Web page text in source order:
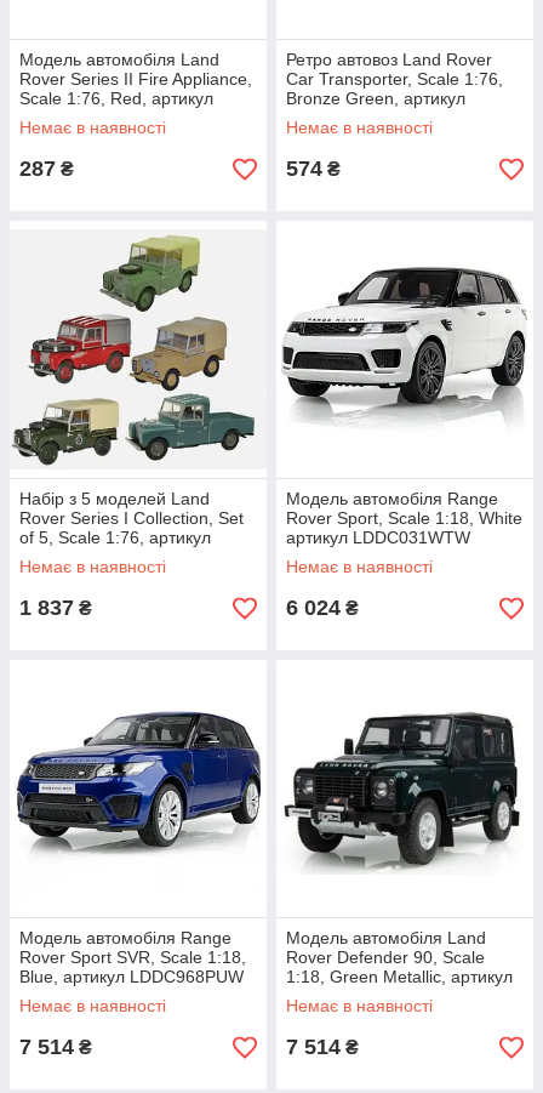
Модель автомобіля Land
Rover Series II Fire Appliance,
Scale 1:76, Red, артикул
LBDC547RDA
Немає в наявності
287 ₴
Ретро автовоз Land Rover
Car Transporter, Scale 1:76,
Bronze Green, артикул
LBDC574GNA
Немає в наявності
574 ₴
Набір з 5 моделей Land
Rover Series I Collection, Set
of 5, Scale 1:76, артикул
LBDC575MXA
Немає в наявності
1 837 ₴
Модель автомобіля Range
Rover Sport, Scale 1:18, White
артикул LDDC031WTW
Немає в наявності
6 024 ₴
Модель автомобіля Range
Rover Sport SVR, Scale 1:18,
Blue, артикул LDDC968PUW
Немає в наявності
7 514 ₴
Модель автомобіля Land
Rover Defender 90, Scale
1:18, Green Metallic, артикул
LDLC034GNW
Немає в наявності
7 514 ₴